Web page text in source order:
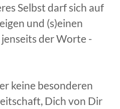
Selbst darf sich auf
und (s)einen
der Worte -
keine besonderen
Dich von Dir